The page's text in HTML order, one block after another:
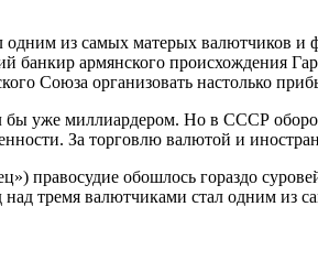
из самых матерых валютчиков и
банкир армянского происхождения
Союза организовать настолько
уже миллиардером. Но в СССР
За торговлю валютой и
правосудие обошлось гораздо
тремя валютчиками стал одним из